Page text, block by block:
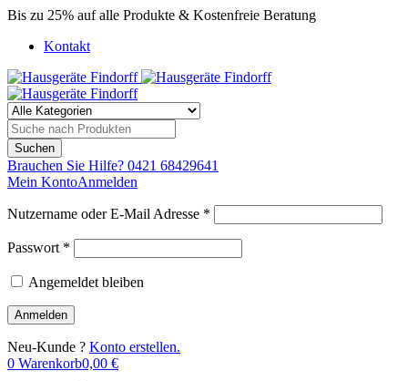
Bis zu 25% auf alle Produkte & Kostenfreie Beratung
Kontakt
Brauchen Sie Hilfe? 0421 68429641
Mein KontoAnmelden
Nutzername oder E-Mail Adresse *
Passwort *
Angemeldet bleiben
Neu-Kunde ? Konto erstellen.
0 Warenkorb0,00 €